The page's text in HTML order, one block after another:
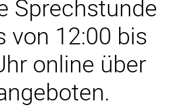
Verhaltensökonomik
Sprechstunde
von 12:00 bis
online über